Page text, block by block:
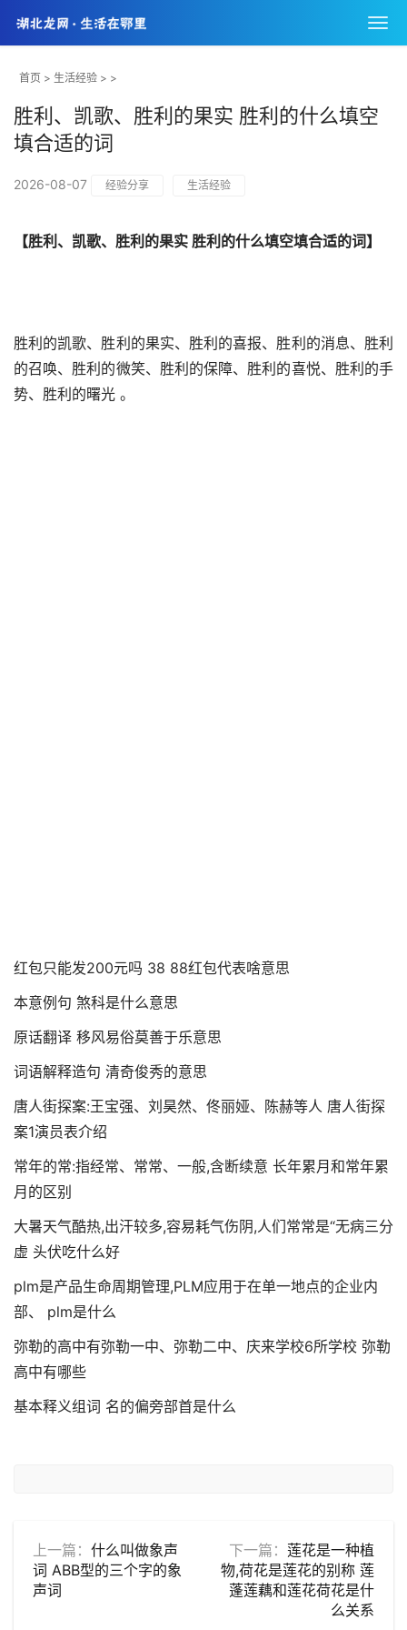
首页 > 生活经验 > >
胜利、凯歌、胜利的果实 胜利的什么填空
填合适的词
2026-08-07 经验分享 生活经验
【胜利、凯歌、胜利的果实 胜利的什么填空填合适的词】
胜利的凯歌、胜利的果实、胜利的喜报、胜利的消息、胜利
的召唤、胜利的微笑、胜利的保障、胜利的喜悦、胜利的手
势、胜利的曙光 。
红包只能发200元吗 38 88红包代表啥意思
本意例句 煞科是什么意思
原话翻译 移风易俗莫善于乐意思
词语解释造句 清奇俊秀的意思
唐人街探案:王宝强、刘昊然、佟丽娅、陈赫等人 唐人街探
案1演员表介绍
常年的常:指经常、常常、一般,含断续意 长年累月和常年累
月的区别
大暑天气酷热,出汗较多,容易耗气伤阴,人们常常是“无病三分
虚 头伏吃什么好
plm是产品生命周期管理,PLM应用于在单一地点的企业内
部、 plm是什么
弥勒的高中有弥勒一中、弥勒二中、庆来学校6所学校 弥勒
高中有哪些
基本释义组词 名的偏旁部首是什么
上一篇： 什么叫做象声
词 ABB型的三个字的象
声词
下一篇： 莲花是一种植
物,荷花是莲花的别称 莲
蓬莲藕和莲花荷花是什
么关系